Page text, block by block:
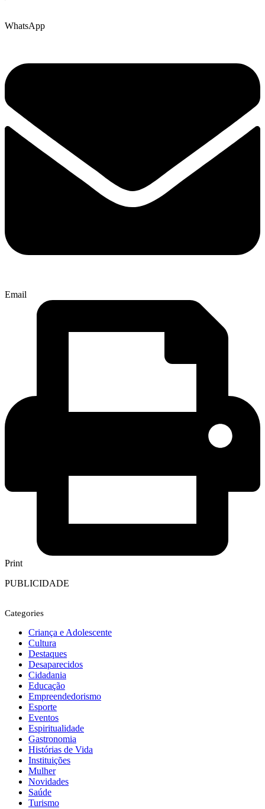
WhatsApp
Email
Print
PUBLICIDADE
Categories
Criança e Adolescente
Cultura
Destaques
Desaparecidos
Cidadania
Educação
Empreendedorismo
Esporte
Eventos
Espiritualidade
Gastronomia
Histórias de Vida
Instituições
Mulher
Novidades
Saúde
Turismo